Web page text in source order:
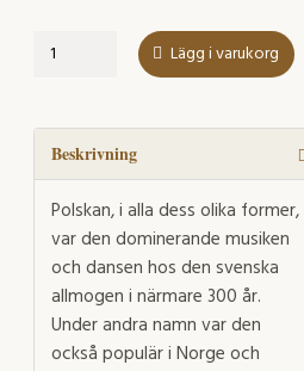
Polskans
Lägg i varukorg
Beskrivning
Polskan, i alla dess olika former,
var den dominerande musiken
och dansen hos den svenska
allmogen i närmare 300 år.
Under andra namn var den
också populär i Norge och